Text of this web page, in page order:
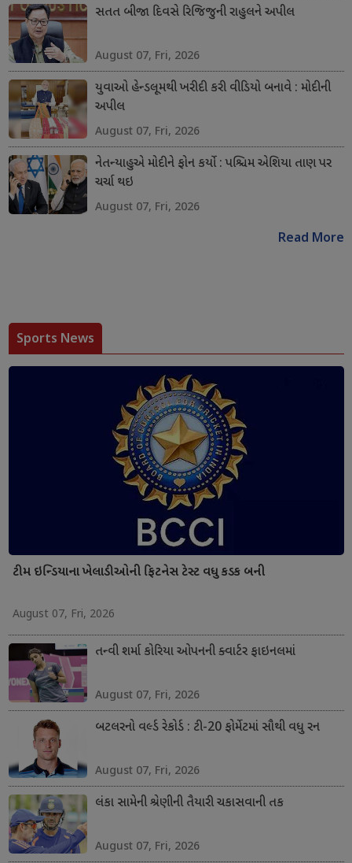
સતત બીજા દિવસે રિજિજુની રાહુલને અપીલ
August 07, Fri, 2026
યુવાઓ હેન્ડલૂમથી ખરીદી કરી વીડિયો બનાવે : મોદીની
અપીલ
August 07, Fri, 2026
નેતન્યાહુએ મોદીને ફોન કર્યો : પશ્ચિમ એશિયા તાણ પર
ચર્ચા થઇ
August 07, Fri, 2026
Read More
Sports News
ટીમ ઇન્ડિયાના ખેલાડીઓની ફિટનેસ ટેસ્ટ વધુ કડક બની
August 07, Fri, 2026
તન્વી શર્મા કોરિયા ઓપનની ક્વાર્ટર ફાઇનલમાં
August 07, Fri, 2026
બટલરનો વર્લ્ડ રેકોર્ડ : ટી-20 ફોર્મેટમાં સૌથી વધુ રન
August 07, Fri, 2026
લંકા સામેની શ્રેણીની તૈયારી ચકાસવાની તક
August 07, Fri, 2026